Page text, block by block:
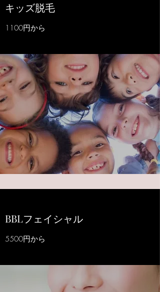
​​キッズ脱毛
1100円から
​​BBLフェイシャル
​5500円から